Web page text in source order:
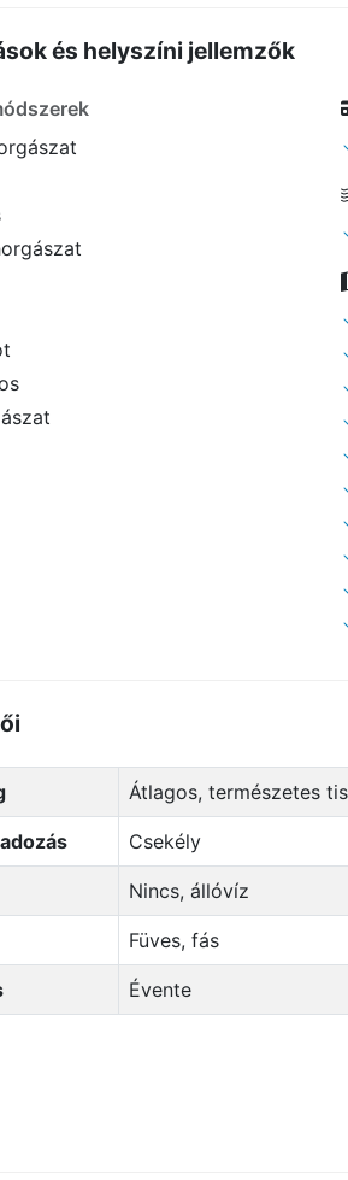
és helyszíni jellemzők
Átlagos, természetes
Csekély
Nincs, állóvíz
Füves, fás
Évente